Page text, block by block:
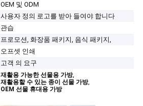
OEM 및 ODM
사용자 정의 로고를 받아 들여야 합니다
관습
프로모션, 화장품 패키지, 음식 패키지,
오프셋 인쇄
고객 의 요구
재활용 가능한 선물용 가방,
재활용할 수 있는 종이 선물 가방,
OEM 선물 휴대용 가방